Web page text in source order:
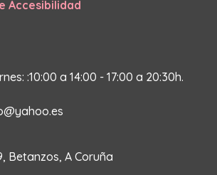
Accesibilidad
:10:00 a 14:00 - 17:00 a 20:30h.
Betanzos, A Coruña